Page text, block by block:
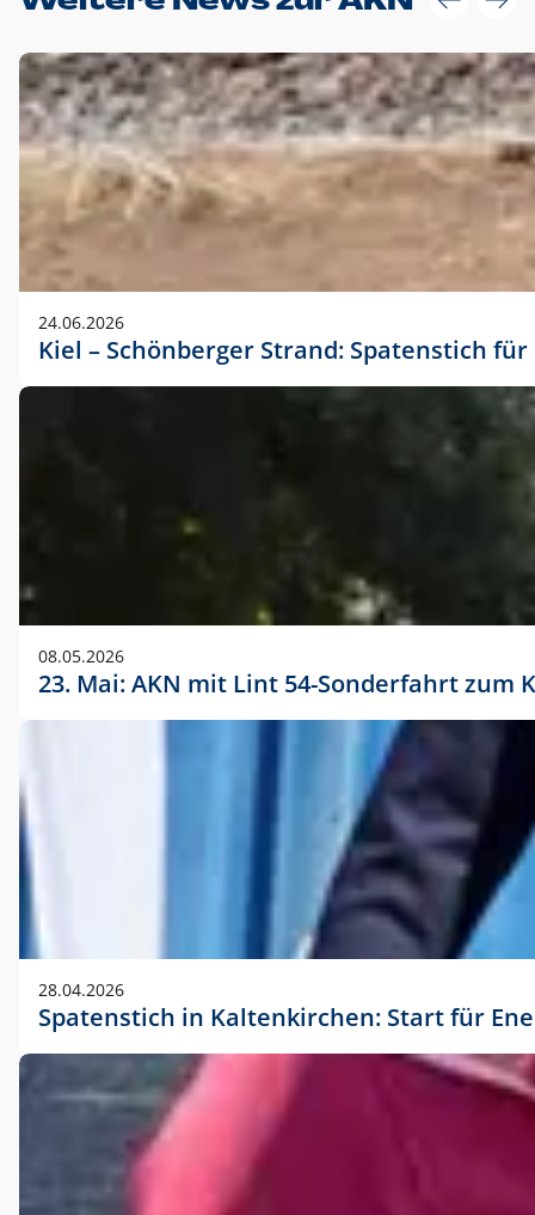
24.06.2026
Kiel – Schönberger Strand: Spatenstich
08.05.2026
23. Mai: AKN mit Lint 54-Sonderfahrt
28.04.2026
Spatenstich in Kaltenkirchen: Start für